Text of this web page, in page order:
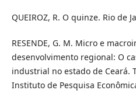
QUEIROZ, R. O quinze. Rio de
RESENDE, G. M. Micro e
desenvolvimento regional: O
industrial no estado de Ceará.
Instituto de Pesquisa